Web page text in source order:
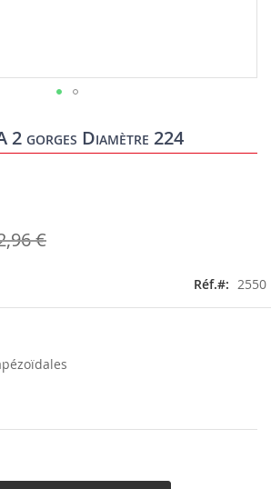
2 gorges Diamètre 224
€
Réf. 2550